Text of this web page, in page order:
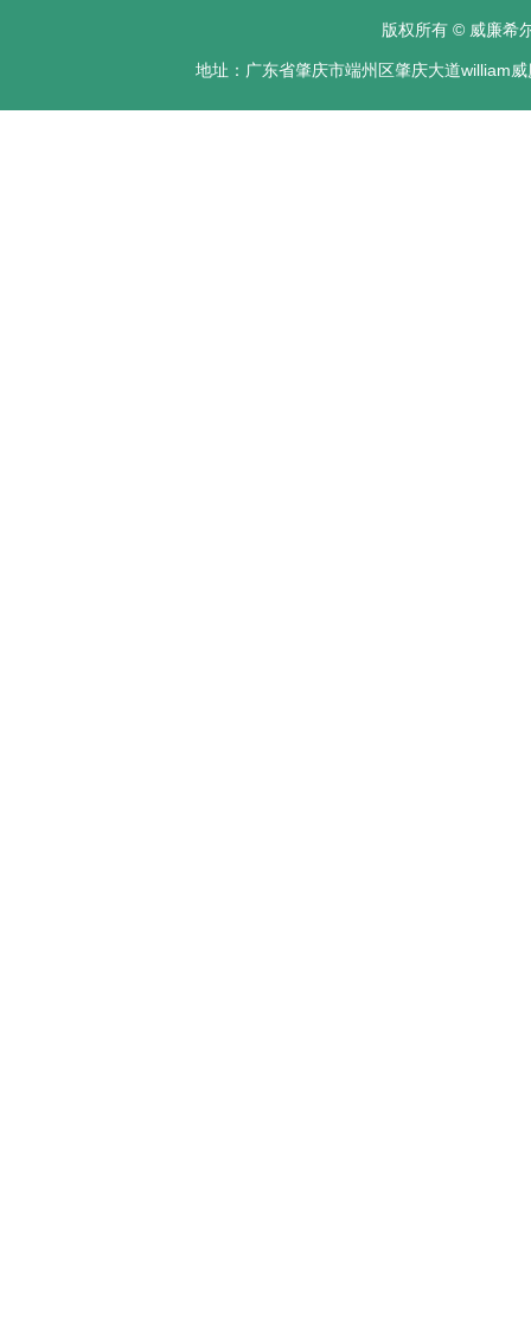
版权所有 © 威廉希
地址：广东省肇庆市端州区肇庆大道william